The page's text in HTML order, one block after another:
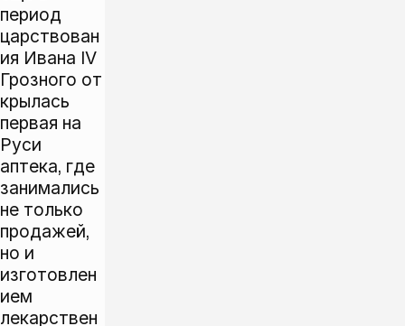
период
царствован
ия Ивана IV
Грозного от
крылась
первая на
Руси
аптека, где
занимались
не только
продажей,
но и
изготовлен
ием
лекарствен